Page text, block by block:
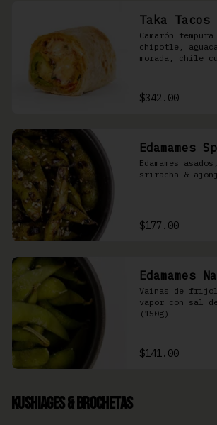
Taka Tacos
Camarón
chipotle,
morada, chile
$342.00
Edamames
Edamames
sriracha &
$177.00
Edamames
Vainas de
vapor con sal
(150g)
$141.00
Kushiages & Brochetas